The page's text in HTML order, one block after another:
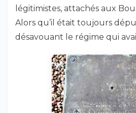
légitimistes, attachés aux
Alors qu’il était toujours
désavouant le régime qui